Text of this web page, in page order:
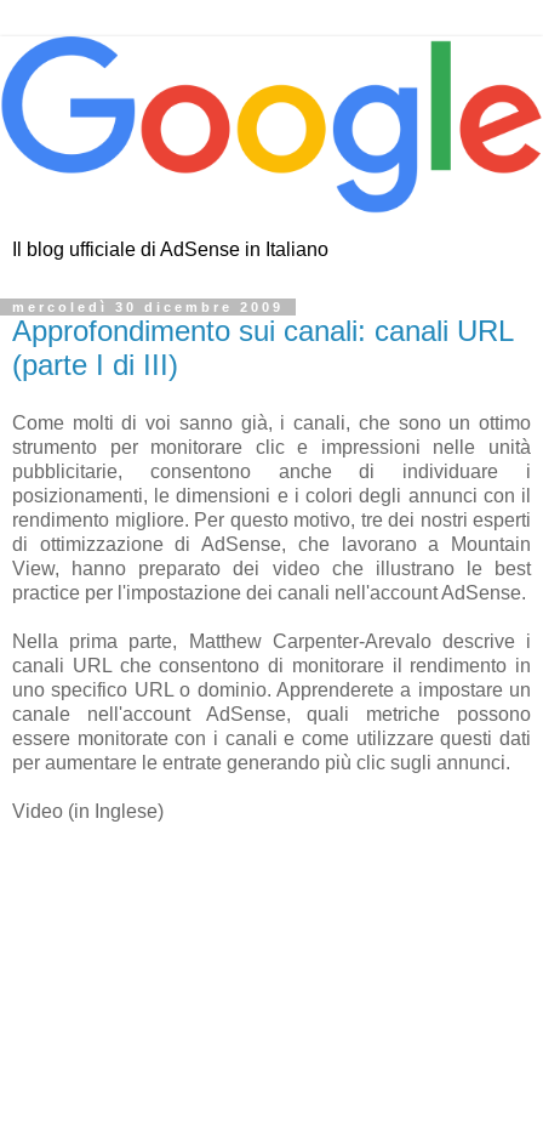
Il blog ufficiale di AdSense in Italiano
mercoledì 30 dicembre 2009
Approfondimento sui canali: canali URL
(parte I di III)
Come molti di voi sanno già, i canali, che sono un ottimo
strumento per monitorare clic e impressioni nelle unità
pubblicitarie, consentono anche di individuare i
posizionamenti, le dimensioni e i colori degli annunci con il
rendimento migliore. Per questo motivo, tre dei nostri esperti
di ottimizzazione di AdSense, che lavorano a Mountain
View, hanno preparato dei video che illustrano le best
practice per l'impostazione dei canali nell'account AdSense.
Nella prima parte, Matthew Carpenter-Arevalo descrive i
canali URL che consentono di monitorare il rendimento in
uno specifico URL o dominio. Apprenderete a impostare un
canale nell'account AdSense, quali metriche possono
essere monitorate con i canali e come utilizzare questi dati
per aumentare le entrate generando più clic sugli annunci.
Video (in Inglese)